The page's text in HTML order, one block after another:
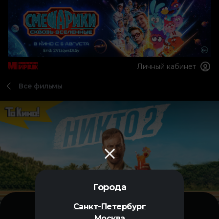
Города
Санкт-Петербург
Личный кабинет
Все фильмы